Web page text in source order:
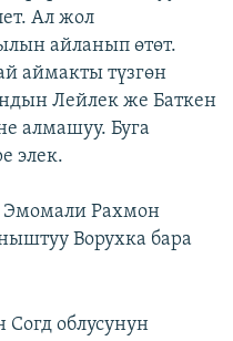
Ал жол
айланып өтөт.
аймакты түзгөн
Лейлек же Баткен
алмашуу. Буга
элек.
Эмомали Рахмон
Ворухка бара
облусунун